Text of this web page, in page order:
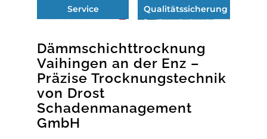
Service
Qualitätssicherung
Dämmschichttrocknung
Vaihingen an der Enz –
Präzise Trocknungstechnik
von Drost
Schadenmanagement
GmbH